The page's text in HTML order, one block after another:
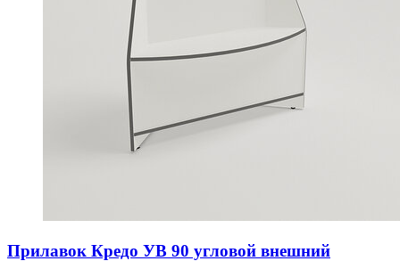
Прилавок Кредо УВ 90 угловой внешний